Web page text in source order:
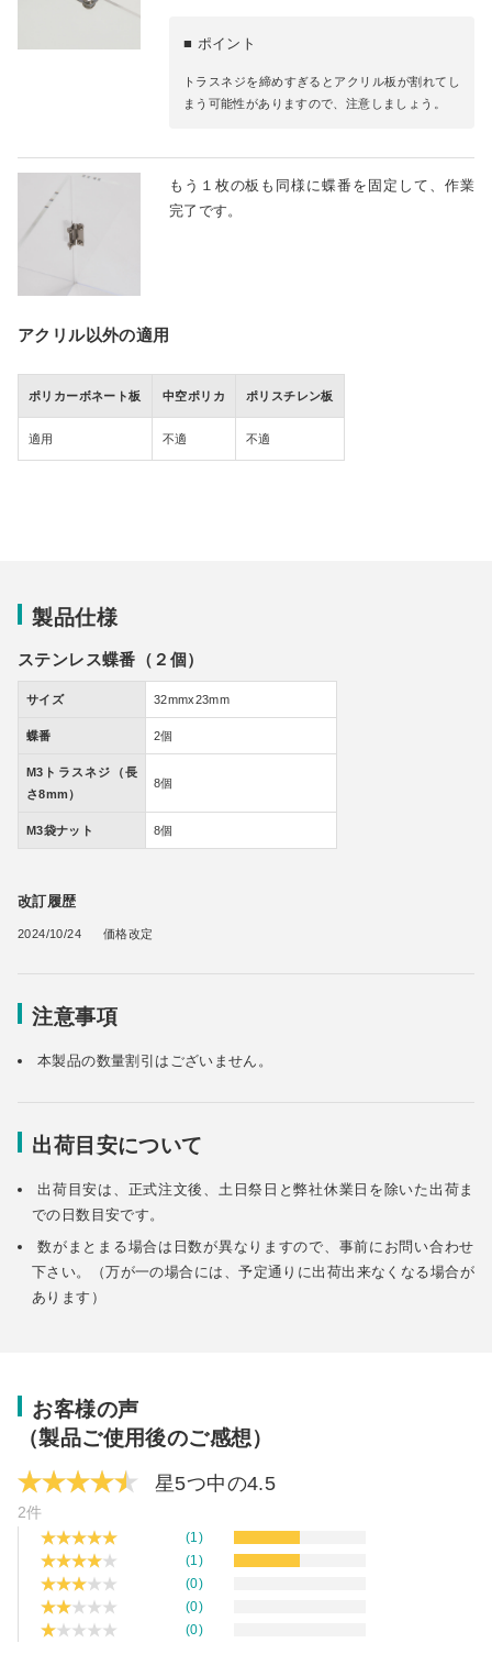
■ ポイント
トラスネジを締めすぎるとアクリル板が割れてし
まう可能性がありますので、注意しましょう。
もう１枚の板も同様に蝶番を固定して、作業
完了です。
アクリル以外の適用
ポリカーボネート板 中空ポリカ ポリスチレン板
適用 不適 不適
製品仕様
ステンレス蝶番（２個）
サイズ 32mmx23mm
蝶番 2個
M3トラスネジ（長
さ8mm）
8個
M3袋ナット 8個
改訂履歴
2024/10/24 価格改定
注意事項
本製品の数量割引はございません。
出荷目安について
出荷目安は、正式注文後、土日祭日と弊社休業日を除いた出荷ま
での日数目安です。
数がまとまる場合は日数が異なりますので、事前にお問い合わせ
下さい。（万が一の場合には、予定通りに出荷出来なくなる場合が
あります）
お客様の声
（製品ご使用後のご感想）
星5つ中の4.5
2件
(1)
(1)
(0)
(0)
(0)